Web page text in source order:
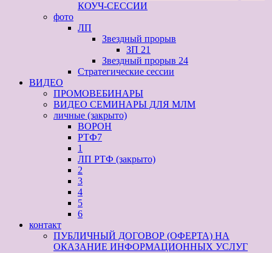
КОУЧ-СЕССИИ
фото
ЛП
Звездный прорыв
ЗП 21
Звездный прорыв 24
Стратегические сессии
ВИДЕО
ПРОМОВЕБИНАРЫ
ВИДЕО СЕМИНАРЫ ДЛЯ МЛМ
личные (закрыто)
ВОРОН
РТФ7
1
ЛП РТФ (закрыто)
2
3
4
5
6
контакт
ПУБЛИЧНЫЙ ДОГОВОР (ОФЕРТА) НА
ОКАЗАНИЕ ИНФОРМАЦИОННЫХ УСЛУГ